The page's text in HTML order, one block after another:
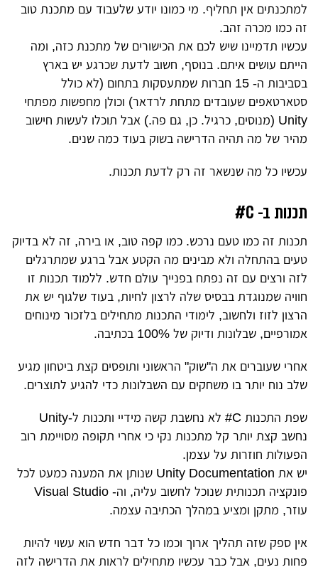
למתכנתים אין תחליף. מי כמונו יודע שלעבוד עם מתכנת טוב
זה כמו מכרה זהב.
עכשיו תדמיינו שיש לכם את הכישורים של מתכנת כזה, ומה
הייתם עושים איתם. בנוסף, חשוב לדעת שכרגע יש בארץ
בסביבות ה- 15 חברות שמתעסקות בתחום (לא כולל
סטארטאפים שעובדים מתחת לרדאר) וכולן מחפשות מפתחי
Unity (מנוסים, כרגיל. כן, גם פה.) אבל תוכלו לעשות חישוב
מהיר של מה תהיה הדרישה בשוק בעוד כמה שנים.
עכשיו כל מה שנשאר זה רק לדעת תכנות.
תכנות ב- C#
תכנות זה כמו טעם נרכש. כמו קפה טוב, או בירה, זה לא בדיוק
טעים בהתחלה ולא מבינים מה הקטע אבל ברגע שמתרגלים
לזה ורצים עם זה נפתח בפנייך עולם חדש. ללמוד תכנות זו
חוויה שמנוגדת בבסיס שלה לרצון לחיות, בעוד שלגוף יש את
הרצון לזוז ולחשוב, לימודי התכנות מתחילים בלזכור מינוחים
אמורפיים, שבלונות ודיוק של 100% בכתיבה.
אחרי שעוברים את ה"שוק" הראשוני ותופסים קצת ביטחון מגיע
שלב נוח יותר בו משחקים עם השבלונות כדי להגיע לתוצרים.
שפת התכנות C# לא נחשבת קשה מידיי ותכנות ל-Unity
נחשב קצת יותר קל מתכנות נקי כי אחרי תקופה מסויימת רוב
הפעולות חוזרות על עצמן.
יש את Unity Documentation שנותן את המענה כמעט לכל
פונקציה תכנותית שנוכל לחשוב עליה, וה- Visual Studio
עוזר, מתקן ומציע במהלך הכתיבה עצמה.
אין ספק שזה תהליך ארוך וכמו כל דבר חדש הוא עשוי להיות
פחות נעים, אבל כבר עכשיו מתחילים לראות את הדרישה לזה